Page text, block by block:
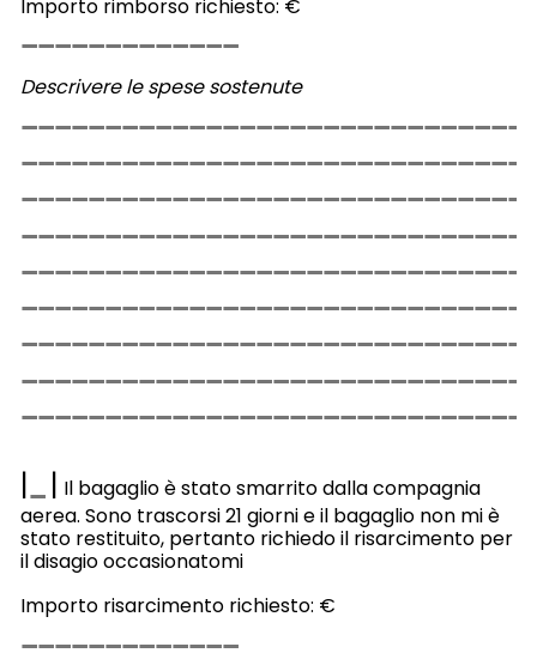
Importo rimborso richiesto: €
Descrivere le spese sostenute
| | Il bagaglio è stato smarrito dalla compagnia
aerea. Sono trascorsi 21 giorni e il bagaglio non mi è
stato restituito, pertanto richiedo il risarcimento per
il disagio occasionatomi
Importo risarcimento richiesto: €